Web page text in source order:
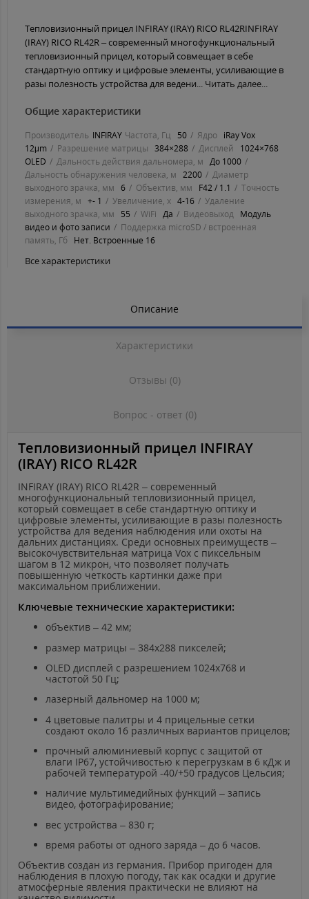
Тепловизионный прицел INFIRAY (IRAY) RICO RL42RINFIRAY
(IRAY) RICO RL42R – современный многофункциональный
тепловизионный прицел, который совмещает в себе
стандартную оптику и цифровые элементы, усиливающие в
разы полезность устройства для ведени... Читать далее...
Общие характеристики
Производитель INFIRAY Частота, Гц 50 Ядро iRay Vox
12μm
Разрешение матрицы 384×288 Дисплей
1024×768
OLED
Дальность действия дальномера, м До 1000
Дальность обнаружения человека, м 2200
Диаметр
выходного зрачка, мм 6 Объектив, мм F42 / 1.1
Точность
измерения, м +- 1 Увеличение, х 4-16
Удаление
выходного зрачка, мм
55 WiFi Да Видеовыход Модуль
видео и фото записи
Поддержка microSD / встроенная
память, Гб
Нет. Встроенные 16
Все характеристики
Описание
Характеристики
Отзывы (0)
Вопрос - ответ (0)
Тепловизионный прицел INFIRAY
(IRAY) RICO RL42R
INFIRAY (IRAY) RICO RL 42R – современный
многофункциональный тепловизионный прицел,
который совмещает в себе стандартную оптику и
цифровые элементы, усиливающие в разы полезность
устройства для ведения наблюдения или охоты на
дальних дистанциях. Среди основных преимуществ –
высокочувствительная матрица Vox с пиксельным
шагом в 12 микрон, что позволяет получать
повышенную четкость картинки даже при
максимальном приближении.
Ключевые технические характеристики:
объектив – 42 мм;
размер матрицы – 384х288 пикселей;
OLED дисплей с разрешением 1024х768 и
частотой 50 Гц;
лазерный дальномер на 1000 м;
4 цветовые палитры и 4 прицельные сетки
создают около 16 различных вариантов прицелов;
прочный алюминиевый корпус с защитой от
влаги IP67, устойчивостью к перегрузкам в 6 кДж и
рабочей температурой -40/+50 градусов Цельсия;
наличие мультимедийных функций – запись
видео, фотографирование;
вес устройства – 830 г;
время работы от одного заряда – до 6 часов.
Объектив создан из германия. Прибор пригоден для
наблюдения в плохую погоду, так как осадки и другие
атмосферные явления практически не влияют на